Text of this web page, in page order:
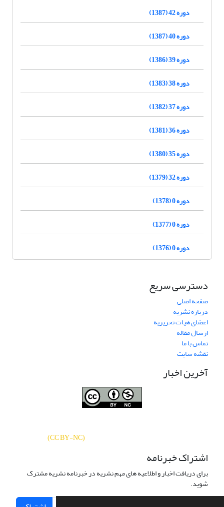
دوره 42 (1387)
دوره 40 (1387)
دوره 39 (1386)
دوره 38 (1383)
دوره 37 (1382)
دوره 36 (1381)
دوره 35 (1380)
دوره 32 (1379)
دوره 0 (1378)
دوره 0 (1377)
دوره 0 (1376)
دسترسی سریع
صفحه اصلی
درباره نشریه
اعضای هیات تحریریه
ارسال مقاله
تماس با ما
نقشه سایت
آخرین اخبار
(
CC BY-NC
)
اشتراک خبرنامه
برای دریافت اخبار و اطلاعیه های مهم نشریه در خبرنامه نشریه مشترک
شوید.